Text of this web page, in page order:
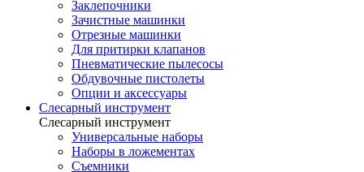
Заклепочники
Зачистные машинки
Отрезные машинки
Для притирки клапанов
Пневматические пылесосы
Обдувочные пистолеты
Опции и аксессуары
Слесарный инструмент
Слесарный инструмент
Универсальные наборы
Наборы в ложементах
Съемники